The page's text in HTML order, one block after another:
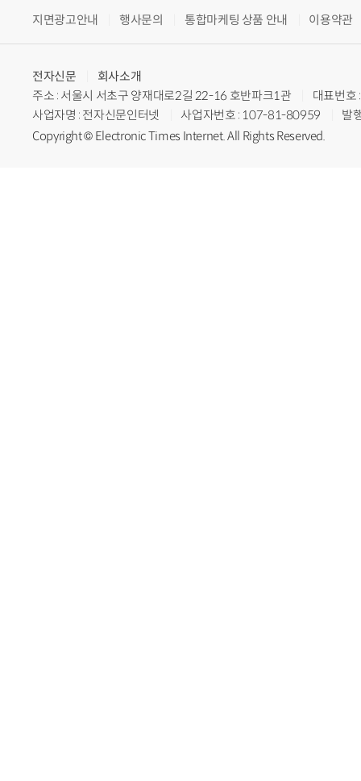
지면광고안내 행사문의 통합마케팅 상품 안내 이용약관
전자신문
회사소개
주소 : 서울시 서초구 양재대로2길 22-16 호반파크1관
대표번
사업자명 : 전자신문인터넷
사업자번호 : 107-81-80959
발
Copyright © Electronic Times Internet. All Rights Reserved.